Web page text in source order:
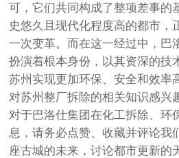
可，它们共同构成了整项差事的
史悠久且现代化程度高的都市，
一次变革。而在这一经过中，巴
扮演着根本身份，以其资深的技
苏州实现更加环保、安全和效率
对苏州整厂拆除的相关知识感兴
对于巴洛仕集团在化工拆除、环
息，请务必点赞、收藏并评论我
座古城的未来，讨论都市更新的